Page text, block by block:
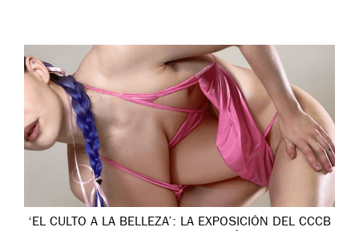
‘EL CULTO A LA BELLEZA’: LA EXPOSICIÓN DEL CCCB